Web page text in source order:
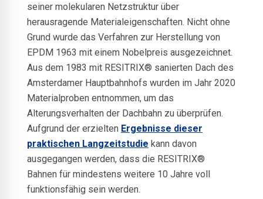
seiner molekularen Netzstruktur über
herausragende Materialeigenschaften. Nicht ohne
Grund wurde das Verfahren zur Herstellung von
EPDM 1963 mit einem Nobelpreis ausgezeichnet.
Aus dem 1983 mit RESITRIX® sanierten Dach des
Amsterdamer Hauptbahnhofs wurden im Jahr 2020
Materialproben entnommen, um das
Alterungsverhalten der Dachbahn zu überprüfen.
Aufgrund der erzielten Ergebnisse dieser
praktischen Langzeitstudie kann davon
ausgegangen werden, dass die RESITRIX®
Bahnen für mindestens weitere 10 Jahre voll
funktionsfähig sein werden.